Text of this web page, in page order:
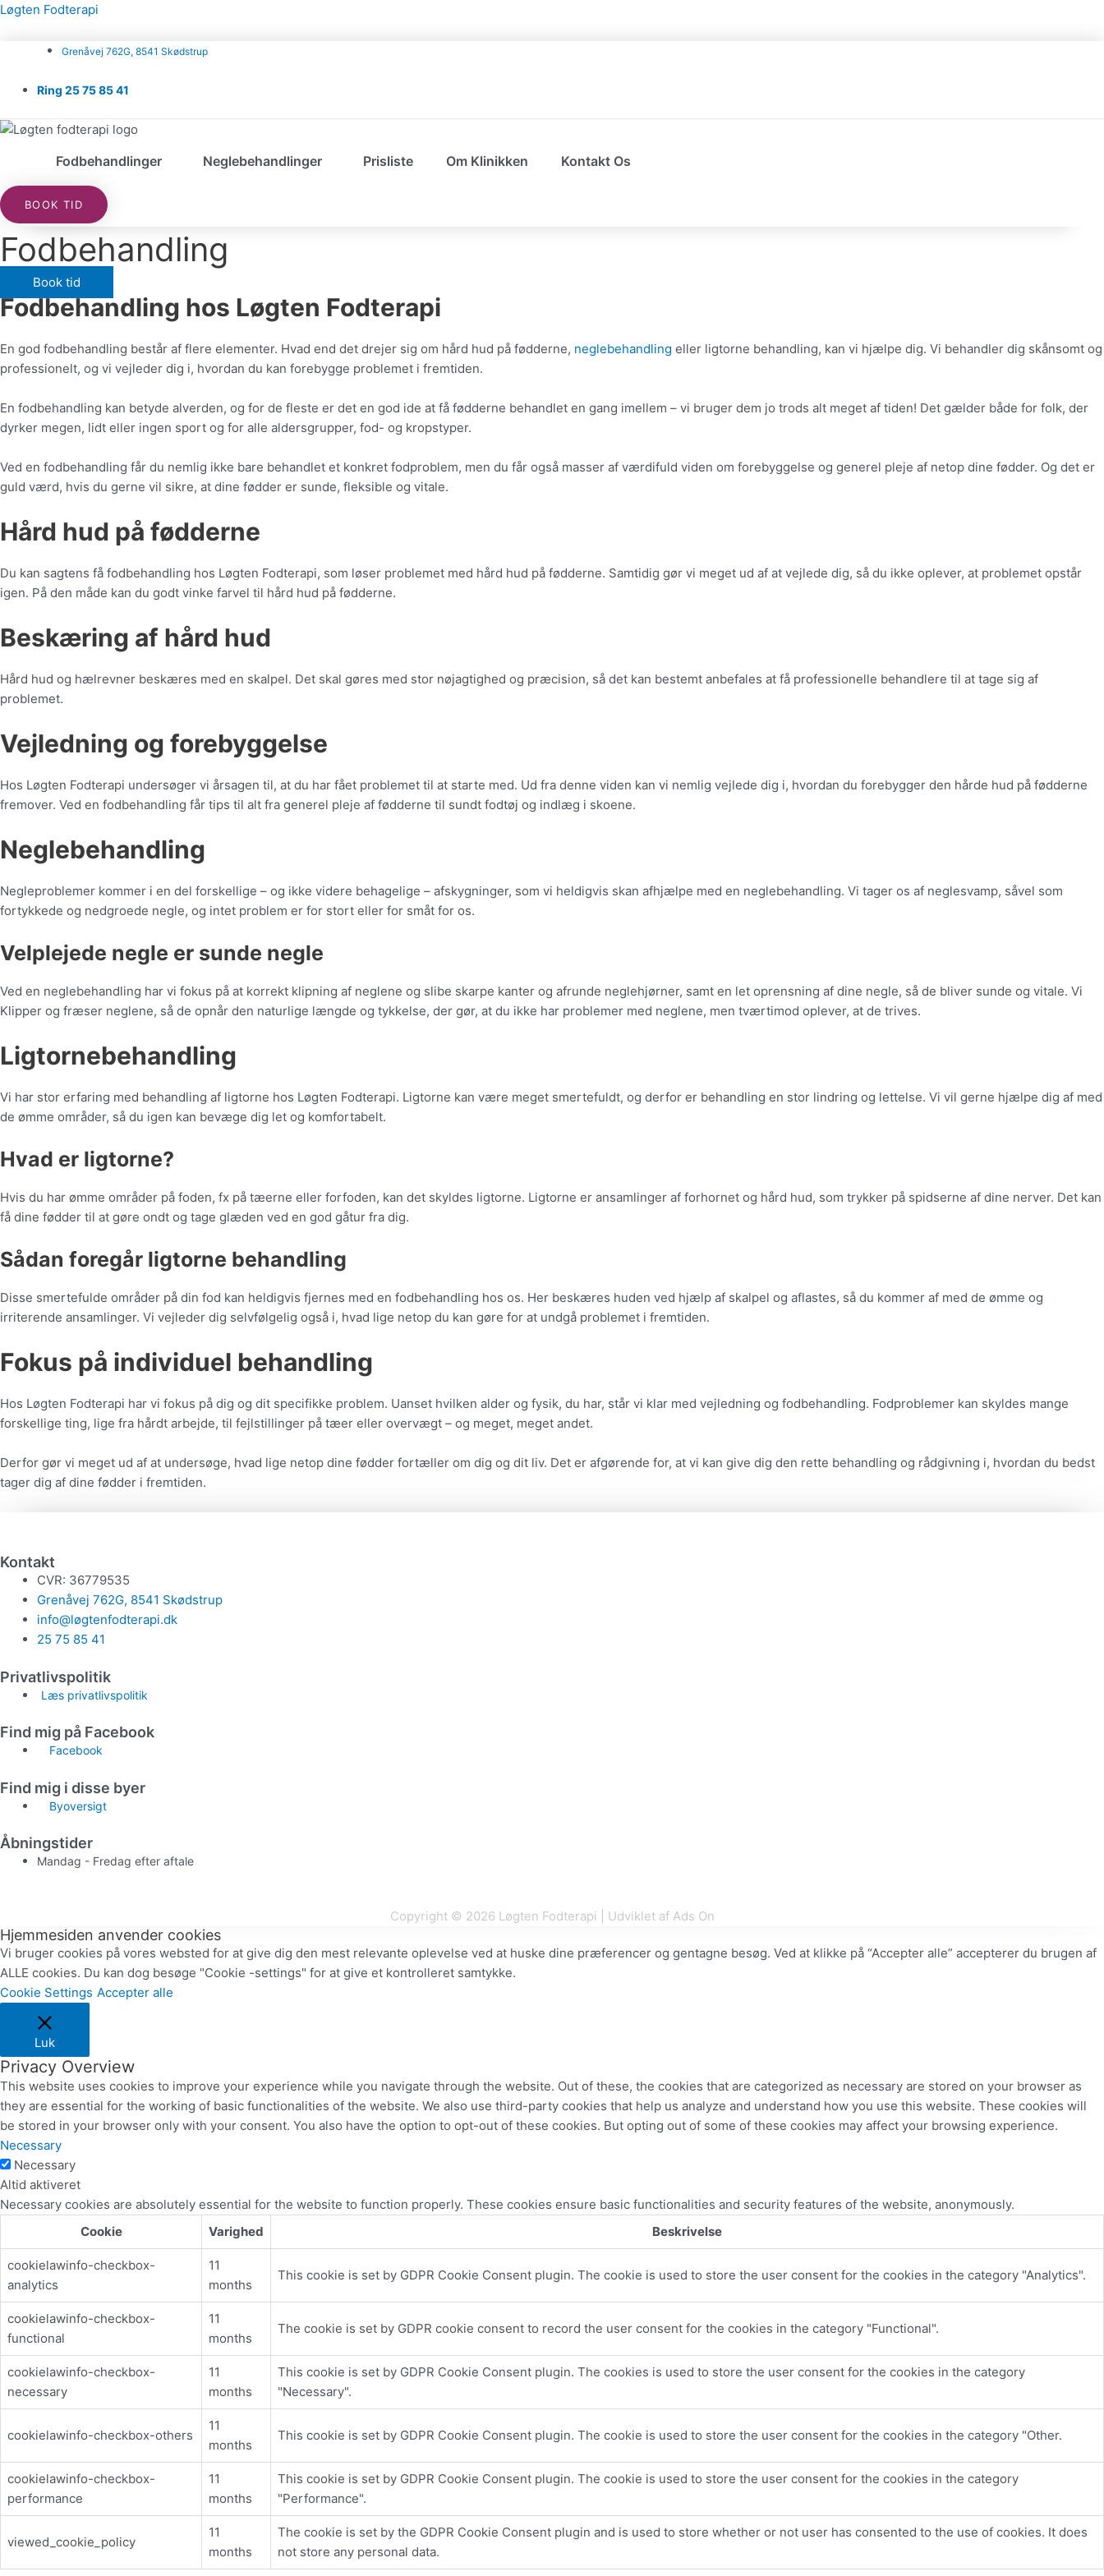
Gå
indholdet
Løgten Fodterapi
Grenåvej 762G, 8541 Skødstrup
Ring 25 75 85 41
Fodbehandlinger Neglebehandlinger Prisliste Om Klinikken Kontakt Os
BOOK TID
Fodbehandling
Book tid
Fodbehandling hos Løgten Fodterapi
En god fodbehandling består af flere elementer. Hvad end det drejer sig om hård hud på fødderne, neglebehandling eller ligtorne behandling, kan vi hjælpe dig. Vi behandler dig skånsomt og
professionelt, og vi vejleder dig i, hvordan du kan forebygge problemet i fremtiden.
En fodbehandling kan betyde alverden, og for de fleste er det en god ide at få fødderne behandlet en gang imellem – vi bruger dem jo trods alt meget af tiden! Det gælder både for folk, der
dyrker megen, lidt eller ingen sport og for alle aldersgrupper, fod- og kropstyper.
Ved en fodbehandling får du nemlig ikke bare behandlet et konkret fodproblem, men du får også masser af værdifuld viden om forebyggelse og generel pleje af netop dine fødder. Og det er
guld værd, hvis du gerne vil sikre, at dine fødder er sunde, fleksible og vitale.
Hård hud på fødderne
Du kan sagtens få fodbehandling hos Løgten Fodterapi, som løser problemet med hård hud på fødderne. Samtidig gør vi meget ud af at vejlede dig, så du ikke oplever, at problemet opstår
igen. På den måde kan du godt vinke farvel til hård hud på fødderne.
Beskæring af hård hud
Hård hud og hælrevner beskæres med en skalpel. Det skal gøres med stor nøjagtighed og præcision, så det kan bestemt anbefales at få professionelle behandlere til at tage sig af
problemet.
Vejledning og forebyggelse
Hos Løgten Fodterapi undersøger vi årsagen til, at du har fået problemet til at starte med. Ud fra denne viden kan vi nemlig vejlede dig i, hvordan du forebygger den hårde hud på fødderne
fremover. Ved en fodbehandling får tips til alt fra generel pleje af fødderne til sundt fodtøj og indlæg i skoene.
Neglebehandling
Negleproblemer kommer i en del forskellige – og ikke videre behagelige – afskygninger, som vi heldigvis skan afhjælpe med en neglebehandling. Vi tager os af neglesvamp, såvel som
fortykkede og nedgroede negle, og intet problem er for stort eller for småt for os.
Velplejede negle er sunde negle
Ved en neglebehandling har vi fokus på at korrekt klipning af neglene og slibe skarpe kanter og afrunde neglehjørner, samt en let oprensning af dine negle, så de bliver sunde og vitale. Vi
Klipper og fræser neglene, så de opnår den naturlige længde og tykkelse, der gør, at du ikke har problemer med neglene, men tværtimod oplever, at de trives.
Ligtornebehandling
Vi har stor erfaring med behandling af ligtorne hos Løgten Fodterapi. Ligtorne kan være meget smertefuldt, og derfor er behandling en stor lindring og lettelse. Vi vil gerne hjælpe dig af med
de ømme områder, så du igen kan bevæge dig let og komfortabelt.
Hvad er ligtorne?
Hvis du har ømme områder på foden, fx på tæerne eller forfoden, kan det skyldes ligtorne. Ligtorne er ansamlinger af forhornet og hård hud, som trykker på spidserne af dine nerver. Det kan
få dine fødder til at gøre ondt og tage glæden ved en god gåtur fra dig.
Sådan foregår ligtorne behandling
Disse smertefulde områder på din fod kan heldigvis fjernes med en fodbehandling hos os. Her beskæres huden ved hjælp af skalpel og aflastes, så du kommer af med de ømme og
irriterende ansamlinger. Vi vejleder dig selvfølgelig også i, hvad lige netop du kan gøre for at undgå problemet i fremtiden.
Fokus på individuel behandling
Hos Løgten Fodterapi har vi fokus på dig og dit specifikke problem. Uanset hvilken alder og fysik, du har, står vi klar med vejledning og fodbehandling. Fodproblemer kan skyldes mange
forskellige ting, lige fra hårdt arbejde, til fejlstillinger på tæer eller overvægt – og meget, meget andet.
Derfor gør vi meget ud af at undersøge, hvad lige netop dine fødder fortæller om dig og dit liv. Det er afgørende for, at vi kan give dig den rette behandling og rådgivning i, hvordan du bedst
tager dig af dine fødder i fremtiden.
Kontakt
CVR: 36779535
Grenåvej 762G, 8541 Skødstrup
info@løgtenfodterapi.dk
25 75 85 41
Privatlivspolitik
Læs privatlivspolitik
Find mig på Facebook
Facebook
Find mig i disse byer
Byoversigt
Åbningstider
Mandag - Fredag efter aftale
Copyright © 2026 Løgten Fodterapi | Udviklet af Ads On
Hjemmesiden anvender cookies
Vi bruger cookies på vores websted for at give dig den mest relevante oplevelse ved at huske dine præferencer og gentagne besøg. Ved at klikke på “Accepter alle” accepterer du brugen af ​​
ALLE cookies. Du kan dog besøge "Cookie -settings" for at give et kontrolleret samtykke.
Cookie Settings Accepter alle
Luk
Privacy Overview
This website uses cookies to improve your experience while you navigate through the website. Out of these, the cookies that are categorized as necessary are stored on your browser as
they are essential for the working of basic functionalities of the website. We also use third-party cookies that help us analyze and understand how you use this website. These cookies will
be stored in your browser only with your consent. You also have the option to opt-out of these cookies. But opting out of some of these cookies may affect your browsing experience.
Necessary
Necessary
Altid aktiveret
Necessary cookies are absolutely essential for the website to function properly. These cookies ensure basic functionalities and security features of the website, anonymously.
Cookie
Varighed Beskrivelse
cookielawinfo-checkbox-
analytics
11
months
This cookie is set by GDPR Cookie Consent plugin. The cookie is used to store the user consent for the cookies in the category "Analytics".
cookielawinfo-checkbox-
functional
11
months
The cookie is set by GDPR cookie consent to record the user consent for the cookies in the category "Functional".
cookielawinfo-checkbox-
necessary
11
months
This cookie is set by GDPR Cookie Consent plugin. The cookies is used to store the user consent for the cookies in the category
"Necessary".
cookielawinfo-checkbox-others
11
months
This cookie is set by GDPR Cookie Consent plugin. The cookie is used to store the user consent for the cookies in the category "Other.
cookielawinfo-checkbox-
performance
11
months
This cookie is set by GDPR Cookie Consent plugin. The cookie is used to store the user consent for the cookies in the category
"Performance".
viewed_cookie_policy
11
months
The cookie is set by the GDPR Cookie Consent plugin and is used to store whether or not user has consented to the use of cookies. It does
not store any personal data.